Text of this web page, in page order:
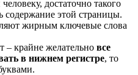
достаточно такого
содержание этой страницы.
жирным ключевые слова
крайне желательно все
в нижнем регистре, то